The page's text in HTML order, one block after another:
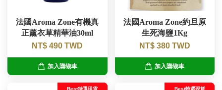
法國Aroma Zone有機真
正薰衣草精華油30ml
NT$ 490 TWD
加入購物車
法國Aroma Zone約旦原
生死海鹽1Kg
NT$ 380 TWD
加入購物車
Best特選現貨 Best特選現貨